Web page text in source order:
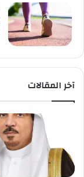
آخر المقالات